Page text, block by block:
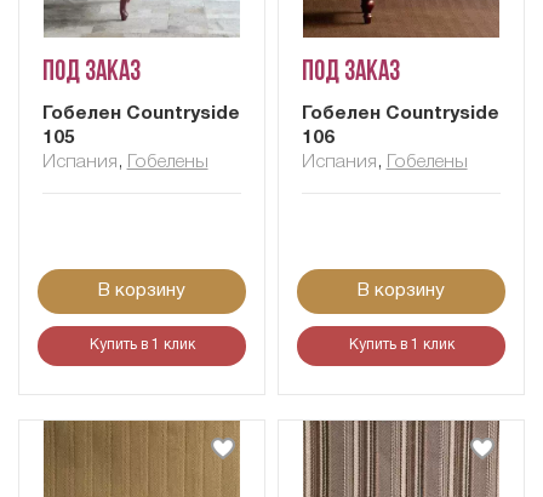
Под заказ
Гобелен Сountryside
105
Испания , Гобелены
В корзину
Купить в 1 клик
Под заказ
Гобелен Сountryside
106
Испания , Гобелены
В корзину
Купить в 1 клик